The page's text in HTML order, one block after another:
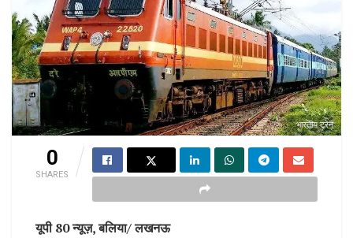
भारतीय ट्रेन
0
SHARES
यूपी 80 न्यूज़, बलिया/ लखनऊ